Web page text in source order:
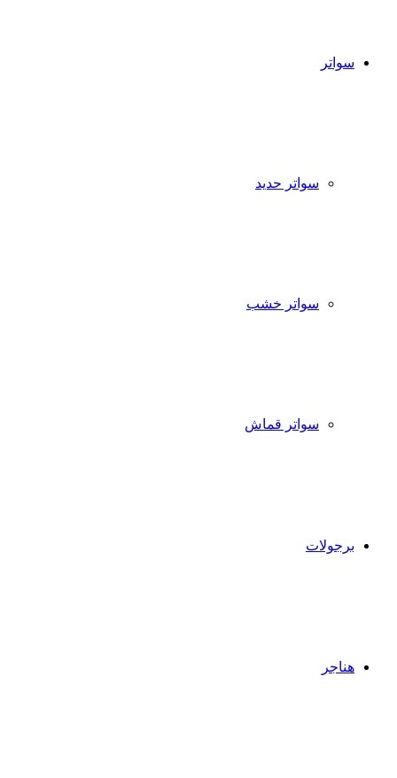
سواتر
سواتر حديد
سواتر خشب
سواتر قماش
برجولات
هناجر